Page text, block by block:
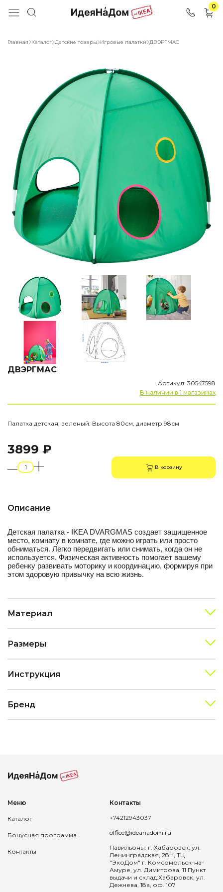
0
Главная Каталог Детские товары Игровые палатки ДВЭРГМАС
ДВЭРГМАС
Артикул: 30547598
В наличии в 1 магазинах
Палатка детская, зеленый. Высота 80см, диаметр 98см
3899 ₽
В корзину
Описание
Детская палатка - IKEA DVARGMAS создает защищенное
место, комнату в комнате, где можно играть или просто
обниматься. Легко передвигать или снимать, когда он не
используется. Физическая активность помогает вашему
ребенку развивать моторику и координацию, формируя при
этом здоровую привычку на всю жизнь.
Материал
Размеры
Инструкция
Бренд
Меню
Каталог
Бонусная программа
Контакты
Контакты
+74212943037
office@ideanadom.ru
Павильоны: г. Хабаровск, ул.
Ленинградская, 28Н, ТЦ
"ЭкоДом" г. Комсомольск-на-
Амуре, ул. Димитрова, 11 Пункт
выдачи и склад:Хабаровск, ул.
Дежнева, 18а, оф. 107